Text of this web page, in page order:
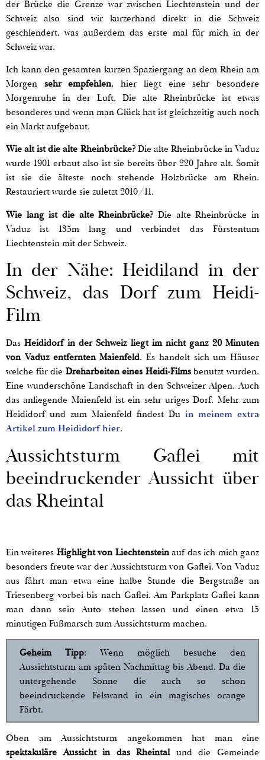
der Brücke die Grenze war zwischen Liechtenstein und der
Schweiz also sind wir kurzerhand direkt in die Schweiz
geschlendert, was außerdem das erste mal für mich in der
Schweiz war.
Ich kann den gesamten kurzen Spaziergang an dem Rhein am
Morgen sehr empfehlen, hier liegt eine sehr besondere
Morgenruhe in der Luft. Die alte Rheinbrücke ist etwas
besonderes und wenn man Glück hat ist gleichzeitig auch noch
ein Markt aufgebaut.
Wie alt ist die alte Rheinbrücke?Die alte Rheinbrücke in Vaduz
wurde 1901 erbaut also ist sie bereits über 220 Jahre alt. Somit
ist sie die älteste noch stehende Holzbrücke am Rhein.
Restauriert wurde sie zuletzt 2010/11.
Wie lang ist die alte Rheinbrücke? Die alte Rheinbrücke in
Vaduz ist 135m lang und verbindet das Fürstentum
Liechtenstein mit der Schweiz.
In der Nähe: Heidiland in der
Schweiz, das Dorf zum Heidi-
Film
DasHeididorf in der Schweiz liegt im nicht ganz 20 Minuten
von Vaduz entfernten Maienfeld. Es handelt sich um Häuser
welche für die Dreharbeiten eines Heidi-Filmsbenutzt wurden.
Eine wunderschöne Landschaft in den Schweizer Alpen. Auch
das anliegende Maienfeld ist ein sehr uriges Dorf. Mehr zum
Heididorf und zum Maienfeld findest Du in meinem extra
Artikel zum Heididorf hier.
Aussichtsturm Gaflei mit
beeindruckender Aussicht über
das Rheintal
Ein weiteres Highlight von Liechtensteinauf das ich mich ganz
besonders freute war der Aussichtsturm von Gaflei. Von Vaduz
aus fährt man etwa eine halbe Stunde die Bergstraße an
Triesenberg vorbei bis nach Gaflei. Am Parkplatz Gaflei kann
man dann sein Auto stehen lassen und einen etwa 15
minutigen Fußmarsch zum Aussichtsturm machen.
Geheim Tipp: Wenn möglich besuche den
Aussichtsturm am späten Nachmittag bis Abend. Da die
untergehende Sonne die auch so schon
beeindruckende Felswand in ein magisches orange
Färbt.
Oben am Aussichtsturm angekommen hat man eine
spektakuläre Aussicht in das Rheintalund die Gemeinde